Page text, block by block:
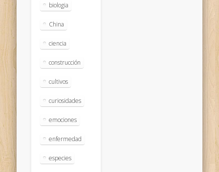
biologia
China
ciencia
construcción
cultivos
curiosidades
emociones
enfermedad
especies